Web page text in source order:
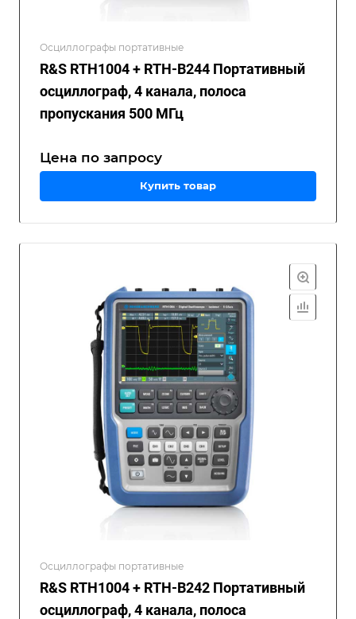
Осциллографы портативные
R&S RTH1004 + RTH-B244 Портативный
осциллограф, 4 канала, полоса
пропускания 500 МГц
Цена по запросу
Купить товар
Осциллографы портативные
R&S RTH1004 + RTH-B242 Портативный
осциллограф, 4 канала, полоса